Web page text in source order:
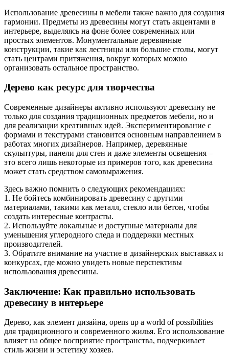
Использование древесины в мебели также важно для создания
гармонии. Предметы из древесины могут стать акцентами в
интерьере, выделяясь на фоне более современных или
простых элементов. Монументальные деревянные
конструкции, такие как лестницы или большие столы, могут
стать центрами притяжения, вокруг которых можно
организовать остальное пространство.
Дерево как ресурс для творчества
Современные дизайнеры активно используют древесину не
только для создания традиционных предметов мебели, но и
для реализации креативных идей. Экспериментирование с
формами и текстурами становится основным направлением в
работах многих дизайнеров. Например, деревянные
скульптуры, панели для стен и даже элементы освещения –
это всего лишь некоторые из примеров того, как древесина
может стать средством самовыражения.
Здесь важно помнить о следующих рекомендациях:
1. Не бойтесь комбинировать древесину с другими
материалами, такими как металл, стекло или бетон, чтобы
создать интересные контрасты.
2. Используйте локальные и доступные материалы для
уменьшения углеродного следа и поддержки местных
производителей.
3. Обратите внимание на участие в дизайнерских выставках и
конкурсах, где можно увидеть новые перспективы
использования древесины.
Заключение: Как правильно использовать
древесину в интерьере
Дерево, как элемент дизайна, opens up a world of possibilities
для традиционного и современного жилья. Eго использование
влияет на общее восприятие пространства, подчеркивает
стиль жизни и эстетику хозяев.